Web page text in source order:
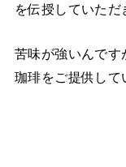
を伝授していただ
苦味が強いんです
珈琲をご提供して